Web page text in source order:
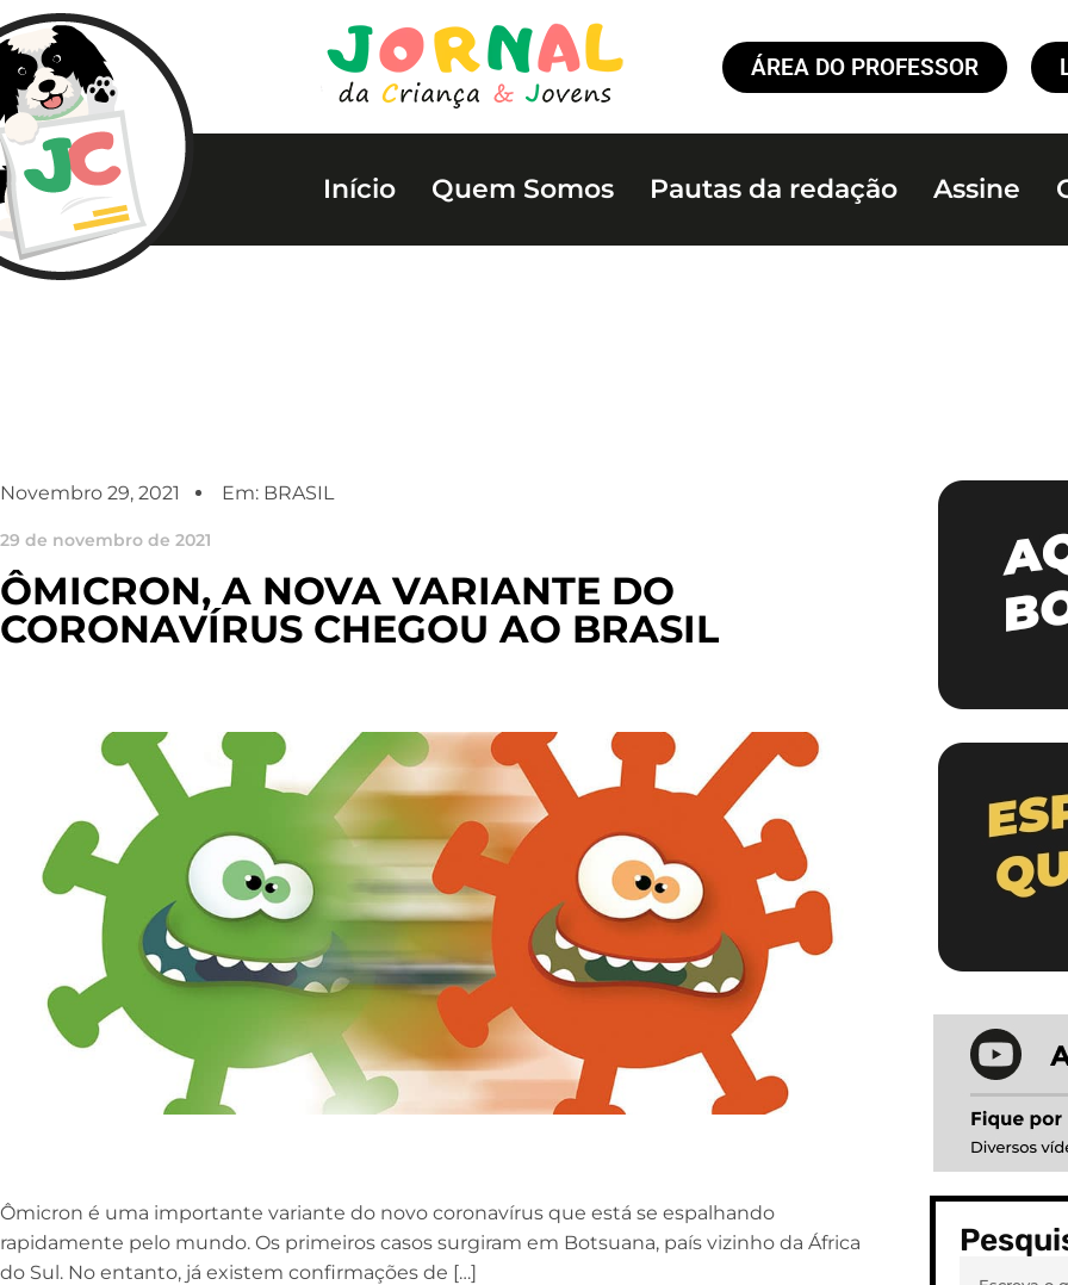
ÁREA DO PROFESSOR
Início Quem Somos Pautas da redação Assine
Novembro 29, 2021 Em: BRASIL
29 de novembro de 2021
ÔMICRON, A NOVA VARIANTE DO
CORONAVÍRUS CHEGOU AO BRASIL
Ômicron é uma importante variante do novo coronavírus que está se espalhando
rapidamente pelo mundo. Os primeiros casos surgiram em Botsuana, país vizinho da África
do Sul. No entanto, já existem confirmações de […]